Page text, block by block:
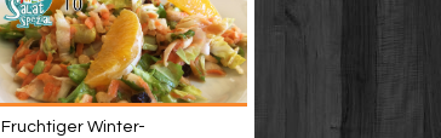
Fruchtiger Winter-